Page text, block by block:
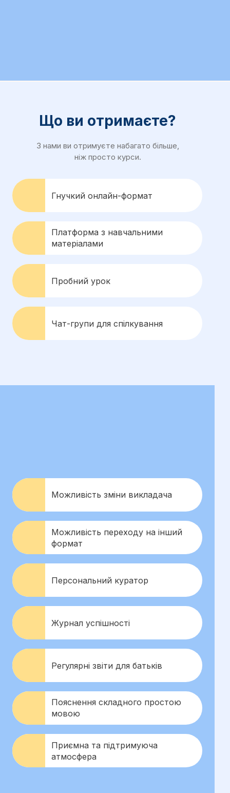
Що ви отримаєте?
З нами ви отримуєте набагато більше,
ніж просто курси.
Можливість переходу на інший
формат
Можливість зміни викладача
Гнучкий онлайн-формат
Платформа з навчальними
матеріалами
Пробний урок
Чат-групи для спілкування
Журнал успішності
Персональний куратор
Приємна та підтримуюча
атмосфера
Пояснення складного простою
мовою
Регулярні звіти для батьків